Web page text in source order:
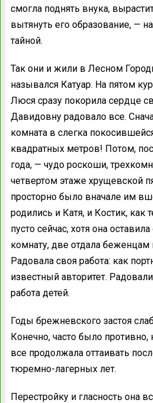
смогла поднять внука,
вытянуть его образование, —
тайной.
Так они и жили в Лесном
назывался Катуар. На пятом
Люся сразу покорила сердце
Давидовну радовало все.
комната в слегка
квадратных метров! Потом,
года, — чудо роскоши,
четвертом этаже хрущевской
просторно было вначале им
родились и Катя, и Костик, как
пусто сейчас, хотя она
комнату, две отдала
Радовала своя работа: как
известный авторитет.
работа детей.
Годы брежневского застоя
Конечно, часто было
все продолжала оттаивать
тюремно-лагерных лет.
Перестройку и гласность она